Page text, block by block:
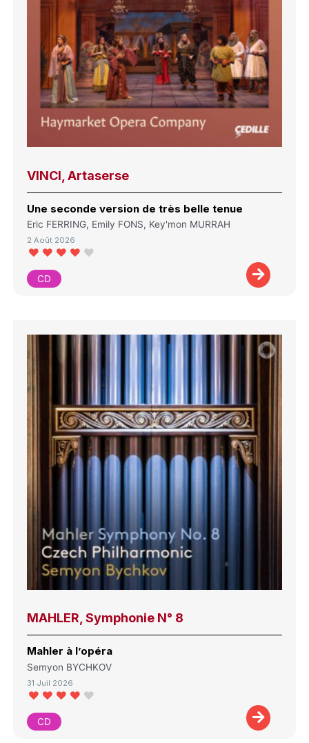
VINCI, Artaserse
Une seconde version de très belle tenue
Eric FERRING, Emily FONS, Key'mon MURRAH
2 Août 2026
CD
MAHLER, Symphonie N° 8
Mahler à l’opéra
Semyon BYCHKOV
31 Juil 2026
CD